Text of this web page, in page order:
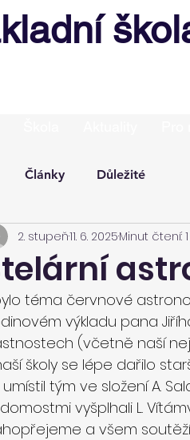
Články Důležité
2. stupeň11. 6. 2025Minut čtení: 1
téma červnové
výkladu pana
(včetně naší
školy se lépe dařilo
tým ve složení A.
vyšplhali L.
a všem